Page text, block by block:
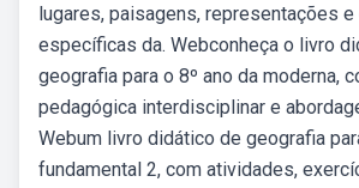
lugares, paisagens, representações
específicas da. Webconheça o livro
geografia para o 8º ano da moderna,
pedagógica interdisciplinar e
Webum livro didático de geografia
fundamental 2, com atividades,